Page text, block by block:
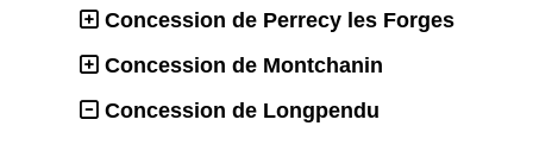
Concession de Perrecy les Forges
Concession de Montchanin
Concession de Longpendu